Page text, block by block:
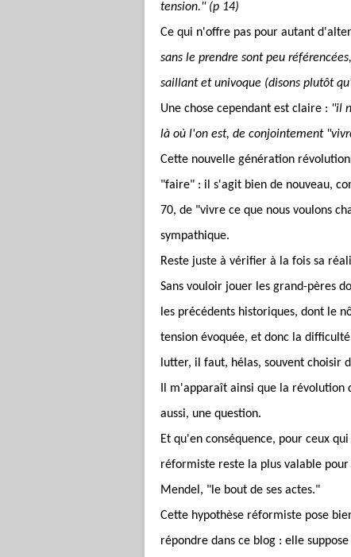
tension." (p 14)
Ce qui n'offre pas pour autant
sans le prendre sont peu
saillant et univoque (disons plutôt
Une chose cependant est claire : "il
là où l'on est, de conjointement
Cette nouvelle génération
"faire" : il s'agit bien de nouveau,
70, de "vivre ce que nous voulons
sympathique.
Reste juste à vérifier à la fois sa
Sans vouloir jouer les grand-pères
les précédents historiques, dont le
tension évoquée, et donc la
lutter, il faut, hélas, souvent choisir
Il m'apparaît ainsi que la
aussi, une question.
Et qu'en conséquence, pour ceux
réformiste reste la plus valable
Mendel, "le bout de ses actes."
Cette hypothèse réformiste pose
répondre dans ce blog : elle